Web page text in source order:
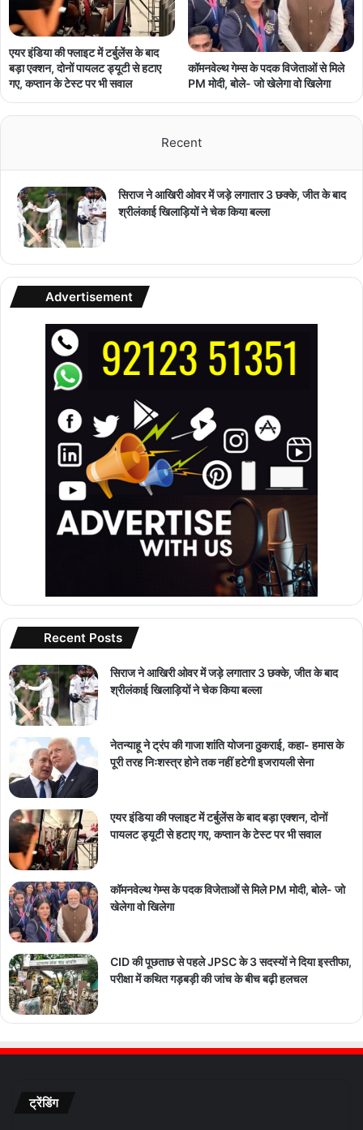
एयर इंडिया की फ्लाइट में टर्बुलेंस के बाद
बड़ा एक्शन, दोनों पायलट ड्यूटी से हटाए
गए, कप्तान के टेस्ट पर भी सवाल
कॉमनवेल्थ गेम्स के पदक विजेताओं से मिले
PM मोदी, बोले- जो खेलेगा वो खिलेगा
Recent
सिराज ने आखिरी ओवर में जड़े लगातार 3 छक्के, जीत के बाद
श्रीलंकाई खिलाड़ियों ने चेक किया बल्ला
Advertisement
Recent Posts
सिराज ने आखिरी ओवर में जड़े लगातार 3 छक्के, जीत के बाद
श्रीलंकाई खिलाड़ियों ने चेक किया बल्ला
नेतन्याहू ने ट्रंप की गाजा शांति योजना ठुकराई, कहा- हमास के
पूरी तरह निःशस्त्र होने तक नहीं हटेगी इजरायली सेना
एयर इंडिया की फ्लाइट में टर्बुलेंस के बाद बड़ा एक्शन, दोनों
पायलट ड्यूटी से हटाए गए, कप्तान के टेस्ट पर भी सवाल
कॉमनवेल्थ गेम्स के पदक विजेताओं से मिले PM मोदी, बोले- जो
खेलेगा वो खिलेगा
CID की पूछताछ से पहले JPSC के 3 सदस्यों ने दिया इस्तीफा,
परीक्षा में कथित गड़बड़ी की जांच के बीच बढ़ी हलचल
ट्रेंडिंग